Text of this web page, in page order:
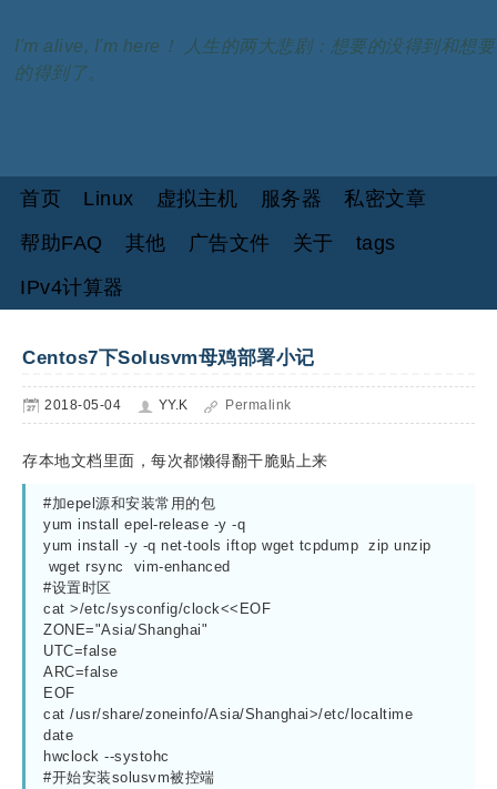
I'm alive, I'm here！ 人生的两大悲剧：想要的没得到和想要
的得到了。
首页 Linux 虚拟主机 服务器
私密文章
帮助FAQ
其他 广告文件 关于
tags
IPv4计算器
Centos7下Solusvm母鸡部署小记
2018-05-04 YY.K Permalink
存本地文档里面，每次都懒得翻干脆贴上来
#加epel源和安装常用的包
yum install epel-release -y -q
yum install -y -q net-tools iftop wget tcpdump  zip unzip
wget rsync  vim-enhanced
#设置时区
cat >/etc/sysconfig/clock<<EOF
ZONE="Asia/Shanghai"
UTC=false
ARC=false
EOF
cat /usr/share/zoneinfo/Asia/Shanghai>/etc/localtime
date
hwclock --systohc
#开始安装solusvm被控端